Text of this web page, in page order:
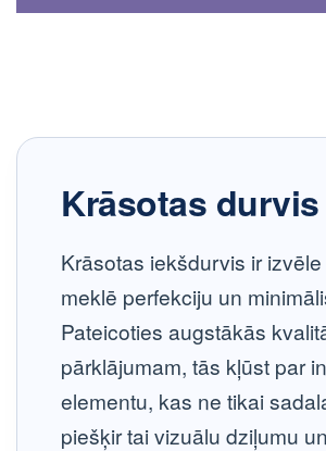
Krāsotas durvis
Krāsotas iekšdurvis ir
meklē perfekciju un
Pateicoties augstākās
pārklājumam, tās kļūst par
elementu, kas ne tikai
piešķir tai vizuālu dziļumu